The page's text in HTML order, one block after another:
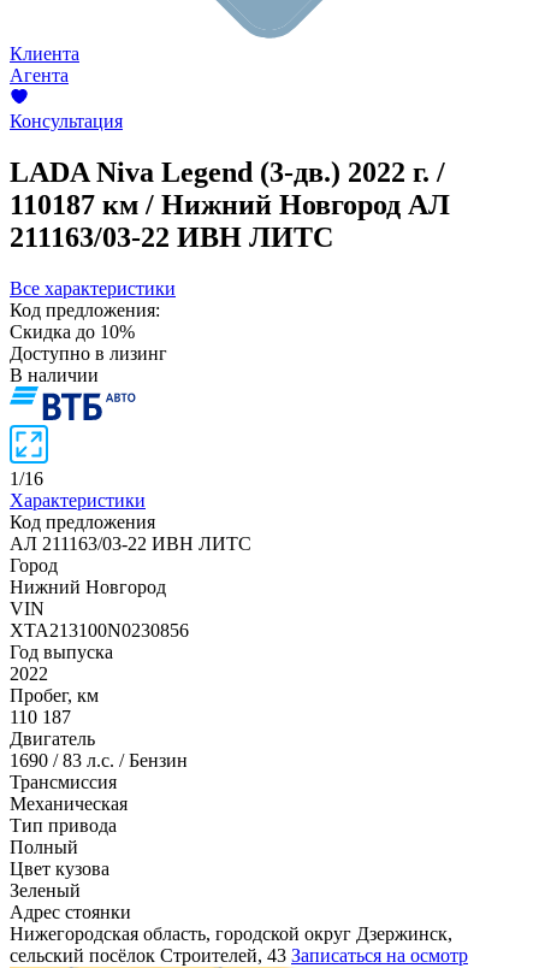
Клиента
Агента
Консультация
LADA Niva Legend (3-дв.) 2022 г. /
110187 км / Нижний Новгород АЛ
211163/03-22 ИВН ЛИТС
Все характеристики
Код предложения:
Скидка до 10%
Доступно в лизинг
В наличии
1/16
Характеристики
Код предложения
АЛ 211163/03-22 ИВН ЛИТС
Город
Нижний Новгород
VIN
XTA213100N0230856
Год выпуска
2022
Пробег, км
110 187
Двигатель
1690 / 83 л.с. / Бензин
Трансмиссия
Механическая
Тип привода
Полный
Цвет кузова
Зеленый
Адрес стоянки
Нижегородская область, городской округ Дзержинск,
сельский посёлок Строителей, 43 Записаться на осмотр